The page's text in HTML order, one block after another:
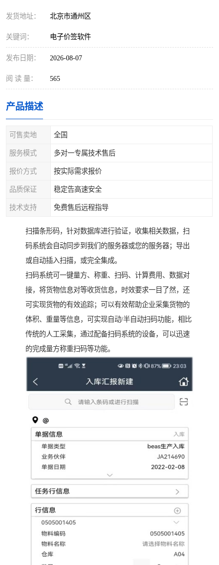
发货地址： 北京市通州区
关键词： 电子价签软件
发布日期： 2026-08-07
阅 读 量： 565
产品描述
可售卖地 全国
服务模式 多对一专属技术售后
报价方式 按实际需求报价
品质保证 稳定告高速安全
技术支持 免费售后远程指导
扫描条形码，针对数据库进行验证，收集相关数据，扫
码系统会自动同步到我们的服务器或您的服务器；导出
或自动插入扫描，或完全集成。
扫码系统可一键量方、称重、扫码、计算费用、数据对
接，将货物信息对等收货信息，时效要求一目了然，还
可实现货物的有效追踪；可以有效帮助企业采集货物的
体积、重量等信息，可实现自动/半自动扫码功能，相比
传统的人工采集，通过配备扫码系统的设备，可以迅速
的完成量方称重扫码等功能。